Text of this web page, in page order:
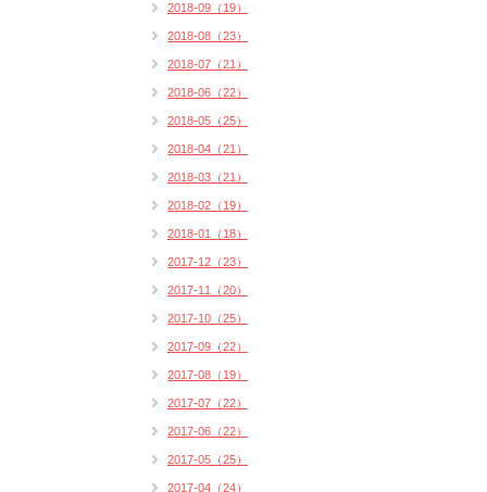
2018-09（19）
2018-08（23）
2018-07（21）
2018-06（22）
2018-05（25）
2018-04（21）
2018-03（21）
2018-02（19）
2018-01（18）
2017-12（23）
2017-11（20）
2017-10（25）
2017-09（22）
2017-08（19）
2017-07（22）
2017-06（22）
2017-05（25）
2017-04（24）